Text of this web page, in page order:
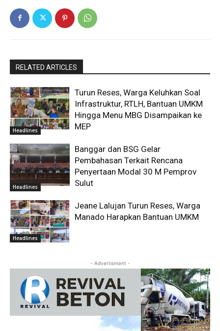
RELATED ARTICLES
Headlines
Turun Reses, Warga Keluhkan Soal
Infrastruktur, RTLH, Bantuan UMKM
Hingga Menu MBG Disampaikan ke
MEP
Headlines
Banggar dan BSG Gelar
Pembahasan Terkait Rencana
Penyertaan Modal 30 M Pemprov
Sulut
Headlines
Jeane Lalujan Turun Reses, Warga
Manado Harapkan Bantuan UMKM
- Advertisment -